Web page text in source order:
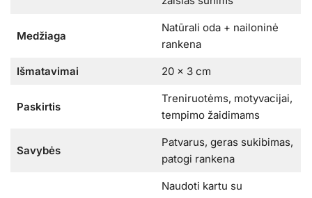
Medžiaga
Natūrali oda + nailoninė
rankena
Išmatavimai 20 x 3 cm
Paskirtis
Treniruotėms, motyvacijai,
tempimo žaidimams
Savybės
Patvarus, geras sukibimas,
patogi rankena
Naudoti kartu su